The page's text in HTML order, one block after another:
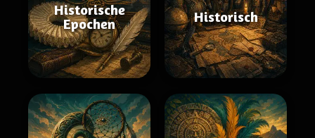
Historische
Epochen
Historisch